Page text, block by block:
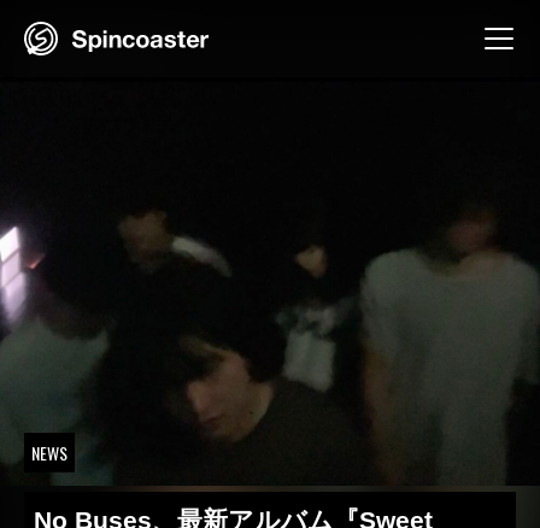
NEWS
No Buses、最新アルバム『Sweet